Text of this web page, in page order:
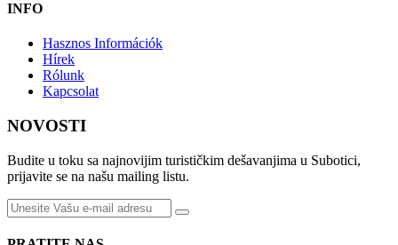
INFO
Hasznos Információk
Hírek
Rólunk
Kapcsolat
NOVOSTI
Budite u toku sa najnovijim turističkim dešavanjima u Subotici,
prijavite se na našu mailing listu.